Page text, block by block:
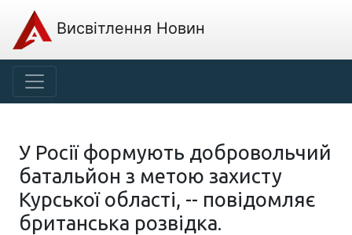
Висвітлення Новин
У Росії формують добровольчий
батальйон з метою захисту
Курської області, -- повідомляє
британська розвідка.